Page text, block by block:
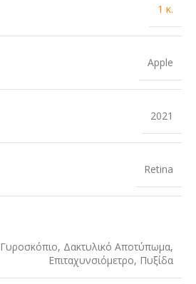
1 κ.
Apple
2021
Retina
Γυροσκόπιο, Δακτυλικό Αποτύπωμα,
Επιταχυνσιόμετρο, Πυξίδα